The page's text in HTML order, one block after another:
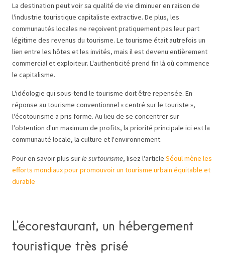
La destination peut voir sa qualité de vie diminuer en raison de
l'industrie touristique capitaliste extractive. De plus, les
communautés locales ne reçoivent pratiquement pas leur part
légitime des revenus du tourisme. Le tourisme était autrefois un
lien entre les hôtes et les invités, mais il est devenu entièrement
commercial et exploiteur. L'authenticité prend fin là où commence
le capitalisme.
L'idéologie qui sous-tend le tourisme doit être repensée. En
réponse au tourisme conventionnel « centré sur le touriste »,
l'écotourisme a pris forme. Au lieu de se concentrer sur
l'obtention d'un maximum de profits, la priorité principale ici est la
communauté locale, la culture et l'environnement.
Pour en savoir plus surle surtourisme, lisez l'article Séoul mène les
efforts mondiaux pour promouvoir un tourisme urbain équitable et
durable
L'écorestaurant, un hébergement
touristique très prisé